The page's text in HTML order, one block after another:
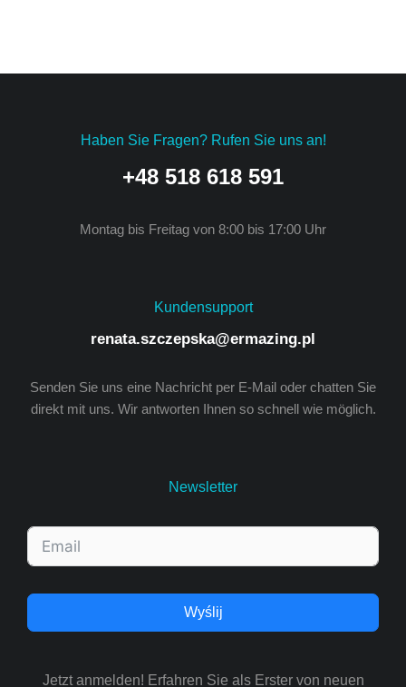
Haben Sie Fragen? Rufen Sie uns an!
+48 518 618 591
Montag bis Freitag von 8:00 bis 17:00 Uhr
Kundensupport
renata.szczepska@ermazing.pl
Senden Sie uns eine Nachricht per E-Mail oder chatten Sie
direkt mit uns. Wir antworten Ihnen so schnell wie möglich.
Newsletter
Wyślij
Jetzt anmelden! Erfahren Sie als Erster von neuen